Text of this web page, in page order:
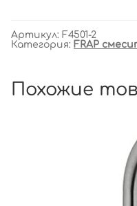
Артикул: F4501-2
Категория: FRAP
Похожие